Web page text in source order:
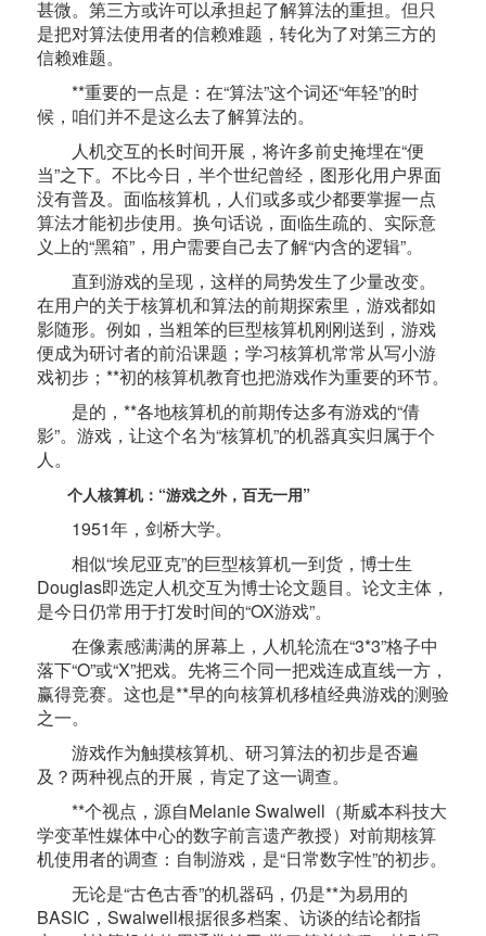
甚微。第三方或许可以承担起了解算法的重担。但只
是把对算法使用者的信赖难题，转化为了对第三方的
信赖难题。
**重要的一点是：在“算法”这个词还“年轻”的时
候，咱们并不是这么去了解算法的。
人机交互的长时间开展，将许多前史掩埋在“便
当”之下。不比今日，半个世纪曾经，图形化用户界面
没有普及。面临核算机，人们或多或少都要掌握一点
算法才能初步使用。换句话说，面临生疏的、实际意
义上的“黑箱”，用户需要自己去了解“内含的逻辑”。
直到游戏的呈现，这样的局势发生了少量改变。
在用户的关于核算机和算法的前期探索里，游戏都如
影随形。例如，当粗笨的巨型核算机刚刚送到，游戏
便成为研讨者的前沿课题；学习核算机常常从写小游
戏初步；**初的核算机教育也把游戏作为重要的环节。
是的，**各地核算机的前期传达多有游戏的“倩
影”。游戏，让这个名为“核算机”的机器真实归属于个
人。
个人核算机：“游戏之外，百无一用”
1951年，剑桥大学。
相似“埃尼亚克”的巨型核算机一到货，博士生
Douglas即选定人机交互为博士论文题目。论文主体，
是今日仍常用于打发时间的“OX游戏”。
在像素感满满的屏幕上，人机轮流在“3*3”格子中
落下“O”或“X”把戏。先将三个同一把戏连成直线一方，
赢得竞赛。这也是**早的向核算机移植经典游戏的测验
之一。
游戏作为触摸核算机、研习算法的初步是否遍
及？两种视点的开展，肯定了这一调查。
**个视点，源自Melanie Swalwell（斯威本科技大
学变革性媒体中心的数字前言遗产教授）对前期核算
机使用者的调查：自制游戏，是“日常数字性”的初步。
无论是“古色古香”的机器码，仍是**为易用的
BASIC，Swalwell根据很多档案、访谈的结论都指